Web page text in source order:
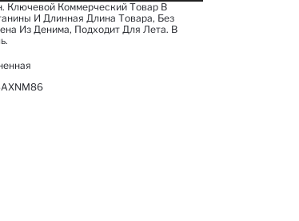
Коммерческий Товар В
И Длинная Длина Товара, Без
Из Денима, Подходит Для Лета. В